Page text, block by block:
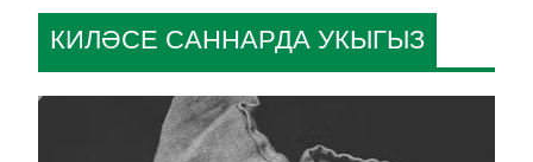
КИЛӘСЕ САННАРДА УКЫГЫЗ